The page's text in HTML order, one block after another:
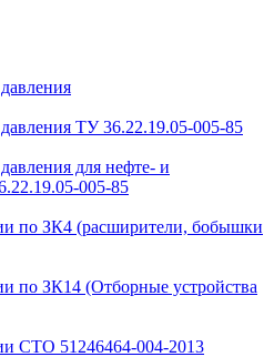
ТУ 36.22.19.05-005-85
для нефте- и
005-85
по ЗК4 (расширители, бобышки
по ЗК14 (Отборные устройства
СТО 51246464-004-2013